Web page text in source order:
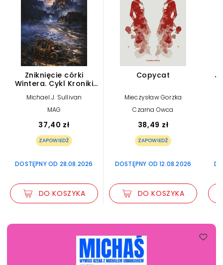
Zniknięcie córki
Wintera. Cykl Kroniki
Michael J. Sullivan
MAG
37,40 zł
ZAPOWIEDŹ
DOSTĘPNY OD 28.08.2026
DO KOSZYKA
Copycat
Mieczysław Gorzka
Czarna Owca
38,49 zł
ZAPOWIEDŹ
DOSTĘPNY OD 12.08.2026
DO KOSZYKA